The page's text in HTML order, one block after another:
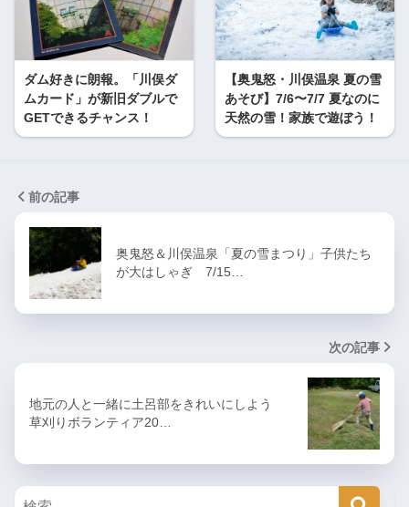
ダム好きに朗報。「川俣ダ
ムカード」が新旧ダブルで
GETできるチャンス！
【奥鬼怒・川俣温泉 夏の雪
あそび】7/6〜7/7 夏なのに
天然の雪！家族で遊ぼう！
前の記事
奥鬼怒＆川俣温泉「夏の雪まつり」子供たち
が大はしゃぎ 7/15…
次の記事
地元の人と一緒に土呂部をきれいにしよう
草刈りボランティア20…